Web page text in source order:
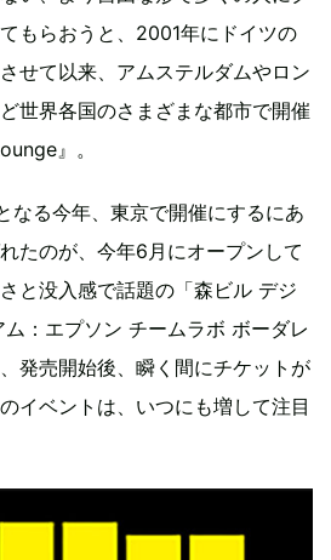
もらおうと、2001年にドイツの
せて以来、アムステルダムやロン
世界各国のさまざまな都市で開催
』。
なる今年、東京で開催にするにあ
たのが、今年6月にオープンして
と没入感で話題の「森ビル デジ
：エプソン チームラボ ボーダレ
発売開始後、瞬く間にチケットが
イベントは、いつにも増して注目